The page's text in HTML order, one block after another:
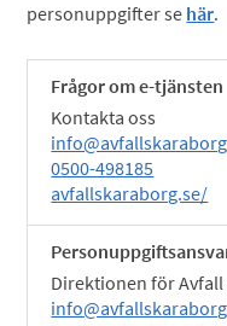
personuppgifter se här.
Frågor om e-tjänsten
Kontakta oss
0500-498185
avfallskaraborg.se/
Direktionen för